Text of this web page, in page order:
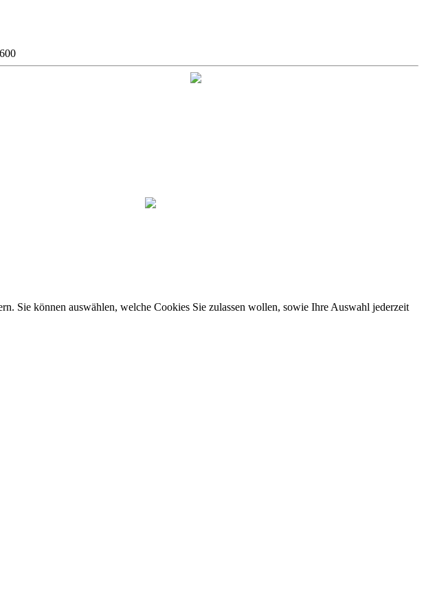
Sie können auswählen, welche Cookies Sie zulassen wollen, sowie Ihre Auswahl jederzeit